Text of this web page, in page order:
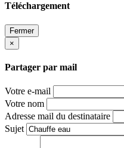
Téléchargement
Fermer
×
Partager par mail
Votre e-mail
Votre nom
Adresse mail du destinataire
Sujet